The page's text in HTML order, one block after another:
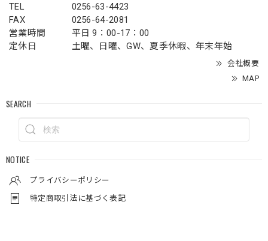
TEL
0256-63-4423
FAX
0256-64-2081
営業時間
平日 9：00-17：00
定休日
土曜、日曜、GW、夏季休暇、年末年始
会社概要
MAP
SEARCH
NOTICE
プライバシーポリシー
特定商取引法に基づく表記